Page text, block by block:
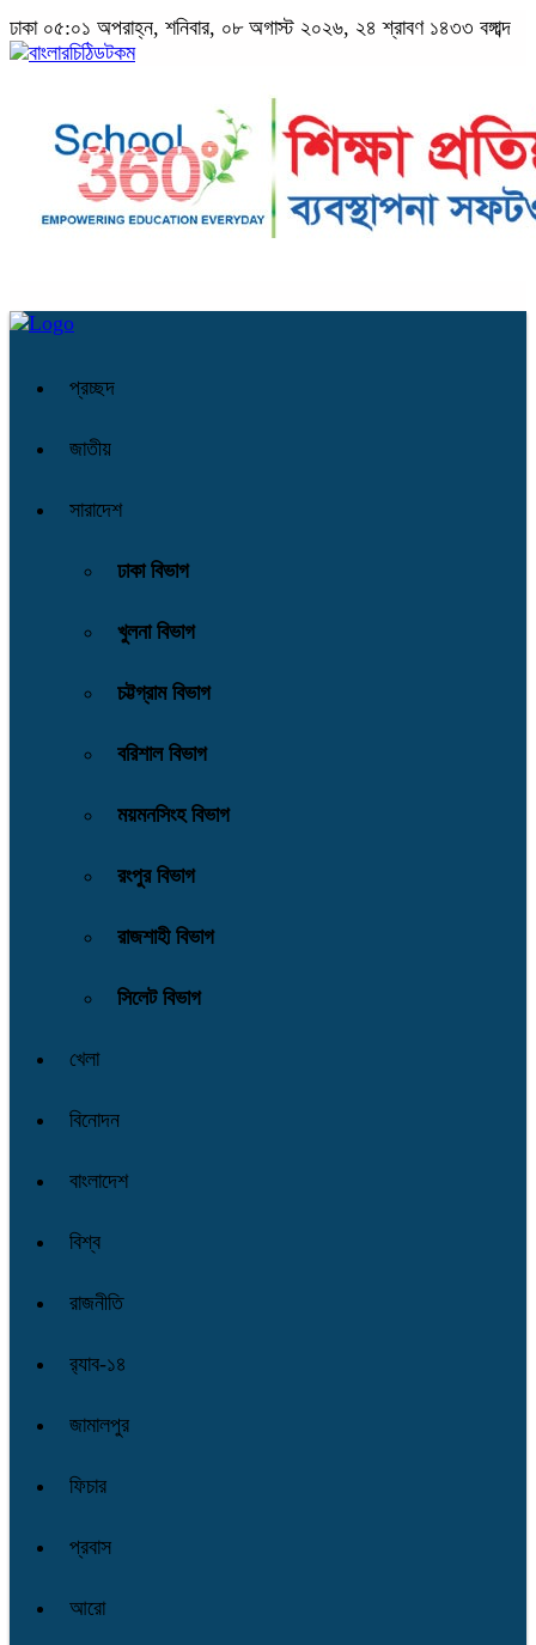
ঢাকা ০৫:০১ অপরাহ্ন, শনিবার, ০৮ অগাস্ট ২০২৬, ২৪ শ্রাবণ ১৪৩৩ বঙ্গাব্দ
প্রচ্ছদ
জাতীয়
সারাদেশ
ঢাকা বিভাগ
খুলনা বিভাগ
চট্টগ্রাম বিভাগ
বরিশাল বিভাগ
ময়মনসিংহ বিভাগ
রংপুর বিভাগ
রাজশাহী বিভাগ
সিলেট বিভাগ
খেলা
বিনোদন
বাংলাদেশ
বিশ্ব
রাজনীতি
র‌্যাব-১৪
জামালপুর
ফিচার
প্রবাস
আরো